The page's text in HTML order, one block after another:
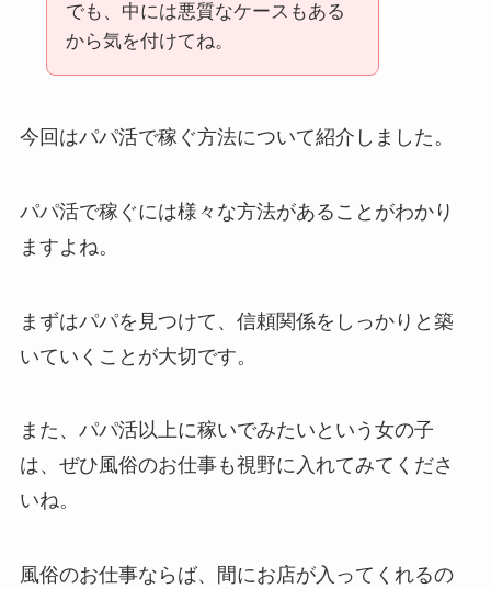
でも、中には悪質なケースもある
から気を付けてね。
今回はパパ活で稼ぐ方法について紹介しました。
パパ活で稼ぐには様々な方法があることがわかり
ますよね。
まずはパパを見つけて、信頼関係をしっかりと築
いていくことが大切です。
また、パパ活以上に稼いでみたいという女の子
は、ぜひ風俗のお仕事も視野に入れてみてくださ
いね。
風俗のお仕事ならば、間にお店が入ってくれるの